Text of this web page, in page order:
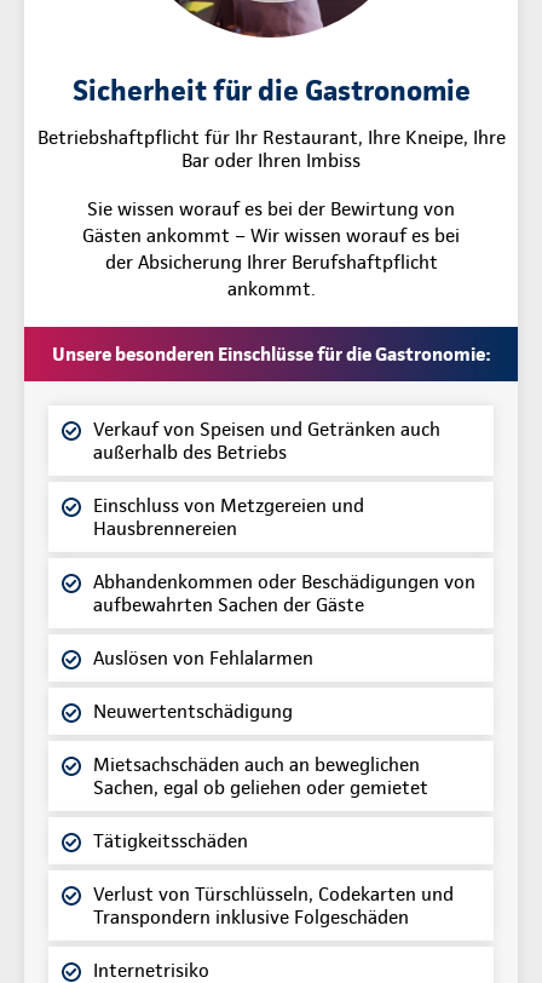
Sicherheit für die Gastronomie
Betriebshaftpflicht für Ihr Restaurant, Ihre Kneipe, Ihre
Bar oder Ihren Imbiss
Sie wissen worauf es bei der Bewirtung von
Gästen ankommt – Wir wissen worauf es bei
der Absicherung Ihrer Berufshaftpflicht
ankommt.
Unsere besonderen Einschlüsse für die Gastronomie:
Verkauf von Speisen und Getränken auch
außerhalb des Betriebs
Einschluss von Metzgereien und
Hausbrennereien
Abhandenkommen oder Beschädigungen von
aufbewahrten Sachen der Gäste
Auslösen von Fehlalarmen
Neuwertentschädigung
Mietsachschäden auch an beweglichen
Sachen, egal ob geliehen oder gemietet
Tätigkeitsschäden
Verlust von Türschlüsseln, Codekarten und
Transpondern inklusive Folgeschäden
Internetrisiko